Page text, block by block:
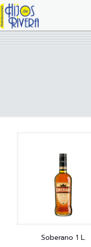
Soberano 1 L.